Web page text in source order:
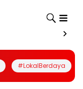
#LokalBerdaya